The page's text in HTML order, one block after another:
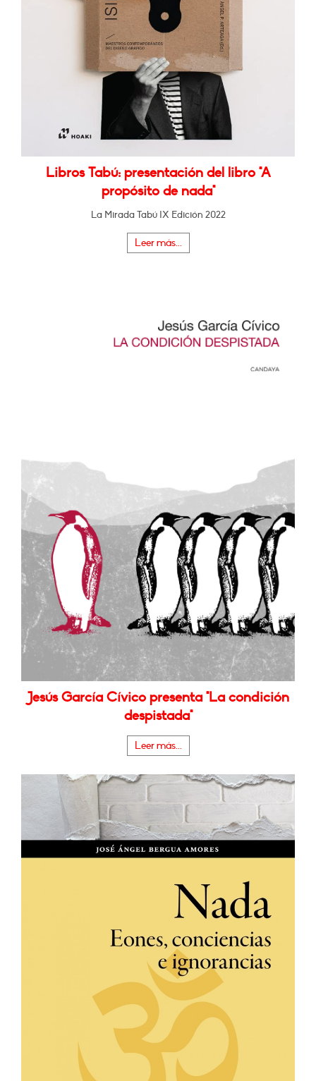
Libros Tabú: presentación del libro "A
propósito de nada"
La Mirada Tabú IX Edición 2022
Leer más...
Jesús García Cívico presenta "La condición
despistada"
Leer más...